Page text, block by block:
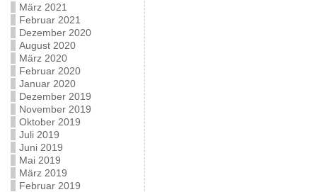
März 2021
Februar 2021
Dezember 2020
August 2020
März 2020
Februar 2020
Januar 2020
Dezember 2019
November 2019
Oktober 2019
Juli 2019
Juni 2019
Mai 2019
März 2019
Februar 2019